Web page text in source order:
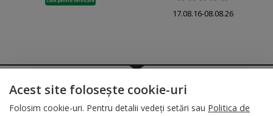
17.08.16-08.08.26
© 2026 Folina.ro | All Rights Reserved. Folina.ro |
Designed by Artvertising
• Termene și condiții•Gestionează preferințe cookies
Acest site folosește cookie-uri
Folosim cookie-uri. Pentru detalii vedeți setări sau Politica de